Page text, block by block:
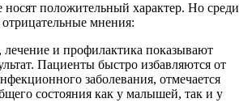
положительный характер. Но среди
мнения:
лечение и профилактика показывают
Пациенты быстро избавляются от
заболевания, отмечается
состояния как у малышей, так и у